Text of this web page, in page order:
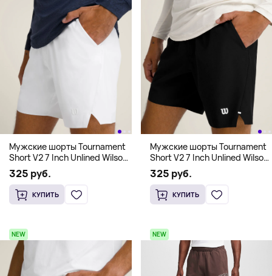
Мужские шорты Tournament
Short V2 7 Inch Unlined Wilson,
белый
325 руб.
КУПИТЬ
Мужские шорты Tournament
Short V2 7 Inch Unlined Wilson,
черный
325 руб.
КУПИТЬ
NEW NEW